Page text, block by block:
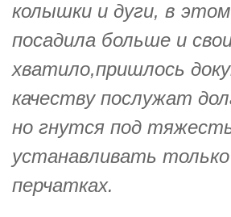
колышки и дуги, в
посадила больше и
хватило,пришлось
качеству послужат
но гнутся под
устанавливать
перчатках.